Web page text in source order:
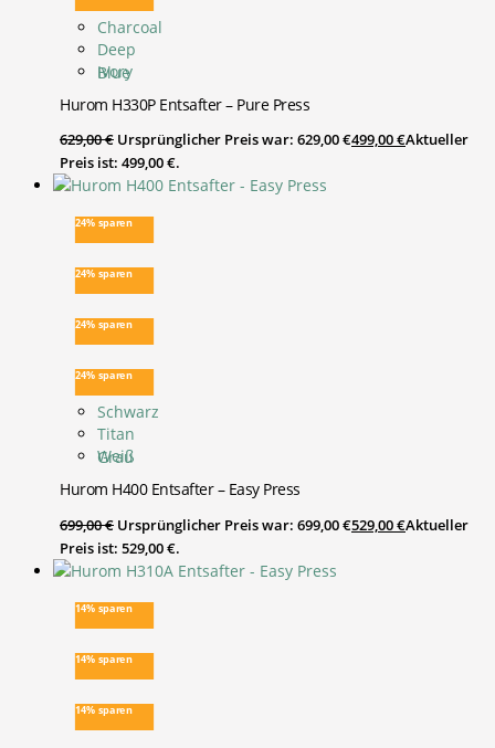
Charcoal
Deep
Blue
Ivory
Hurom H330P Entsafter – Pure Press
629,00€ Ursprünglicher Preis war: 629,00 €499,00€Aktueller
Preis ist: 499,00 €.
24% sparen
24% sparen
24% sparen
24% sparen
Schwarz
Titan
Grau
Weiß
Hurom H400 Entsafter – Easy Press
699,00€ Ursprünglicher Preis war: 699,00 €529,00€Aktueller
Preis ist: 529,00 €.
14% sparen
14% sparen
14% sparen